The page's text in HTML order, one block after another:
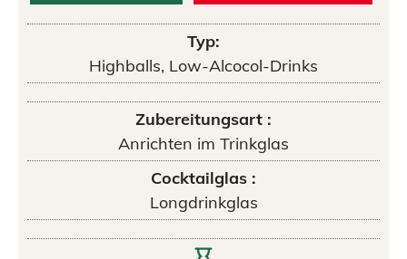
Typ:
Highballs, Low-Alcocol-Drinks
Zubereitungsart :
Anrichten im Trinkglas
Cocktailglas :
Longdrinkglas